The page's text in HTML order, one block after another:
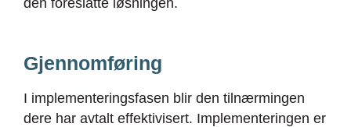
Gjennomføring
I implementeringsfasen blir den tilnærmingen
dere har avtalt effektivisert. Implementeringen er